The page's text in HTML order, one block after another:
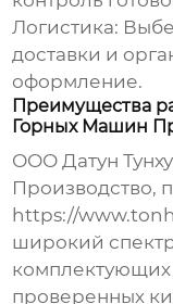
Логистика:
доставки и
оформление.
Преимущества
Горных Машин
ООО Датун
Производство,
https://
широкий спектр
комплектующих
проверенных